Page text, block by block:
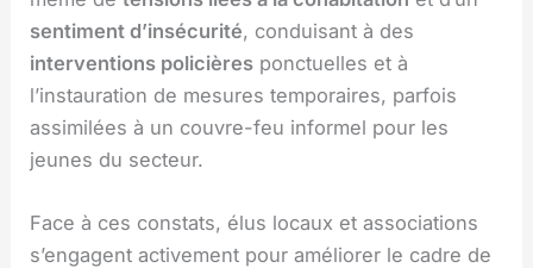
sentiment d’insécurité, conduisant à des
interventions policières ponctuelles et à
l’instauration de mesures temporaires, parfois
assimilées à un couvre-feu informel pour les
jeunes du secteur.
Face à ces constats, élus locaux et associations
s’engagent activement pour améliorer le cadre de